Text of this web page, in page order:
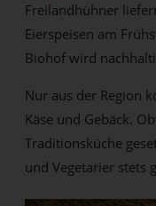
Freilandhühner
Eierspeisen am
Biohof wird
Nur aus der Region
Käse und Gebäck.
Traditionsküche
und Vegetarier stets